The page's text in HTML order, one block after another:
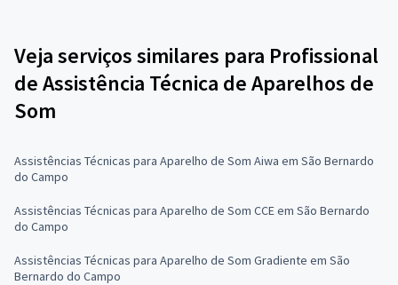
Veja serviços similares para Profissional
de Assistência Técnica de Aparelhos de
Som
Assistências Técnicas para Aparelho de Som Aiwa em São Bernardo
do Campo
Assistências Técnicas para Aparelho de Som CCE em São Bernardo
do Campo
Assistências Técnicas para Aparelho de Som Gradiente em São
Bernardo do Campo